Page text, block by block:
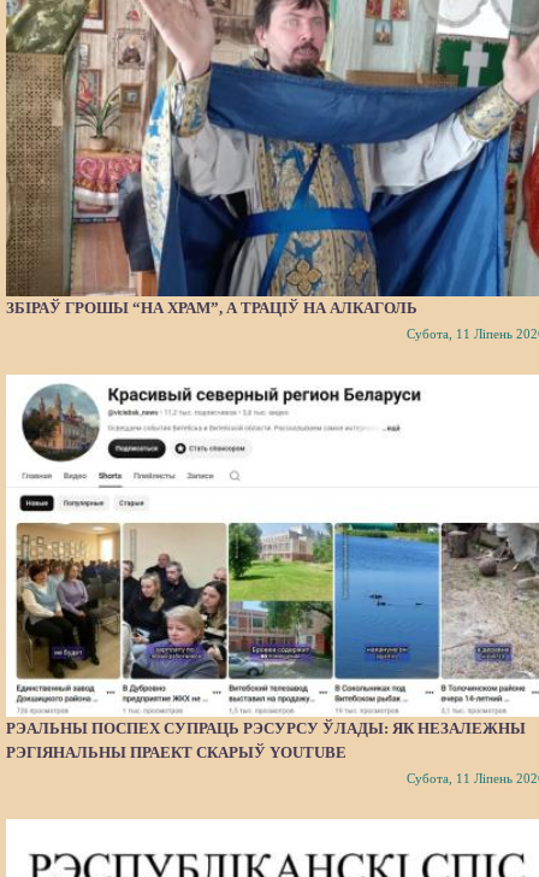
ЗБІРАЎ ГРОШЫ “НА ХРАМ”, А ТРАЦІЎ НА АЛКАГОЛЬ
Субота, 11 Ліпень
РЭАЛЬНЫ ПОСПЕХ СУПРАЦЬ РЭСУРСУ ЎЛАДЫ: ЯК НЕЗАЛЕЖНЫ
РЭГІЯНАЛЬНЫ ПРАЕКТ СКАРЫЎ YOUTUBE
Субота, 11 Ліпень